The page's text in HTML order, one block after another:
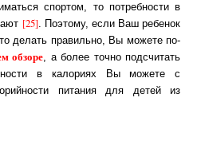
спор­том, то потребности в
[25]. Поэтому, ес­ли Ваш ре­бе­нок
делать правильно, Вы можете по­
обзоре, а более точно подсчитать
в калориях Вы можете с
пи­та­ния для де­тей из